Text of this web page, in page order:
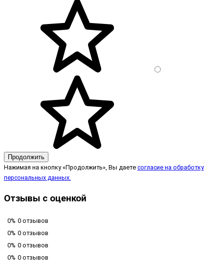
Продолжить
Нажимая на кнопку «Продолжить», Вы даете согласие на обработку
персональных данных.
Отзывы с оценкой
0% 0 отзывов
0% 0 отзывов
0% 0 отзывов
0% 0 отзывов